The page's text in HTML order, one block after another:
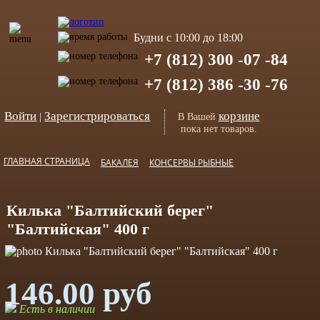
Будни с 10:00 до 18:00
+7 (812) 300 -07 -84
+7 (812) 386 -30 -76
Войти |Зарегистрироваться В Вашей корзине
пока нет товаров.
ГЛАВНАЯ СТРАНИЦА БАКАЛЕЯ КОНСЕРВЫ РЫБНЫЕ
Килька "Балтийский берег"
"Балтийская" 400 г
146.00 руб
Есть в наличии